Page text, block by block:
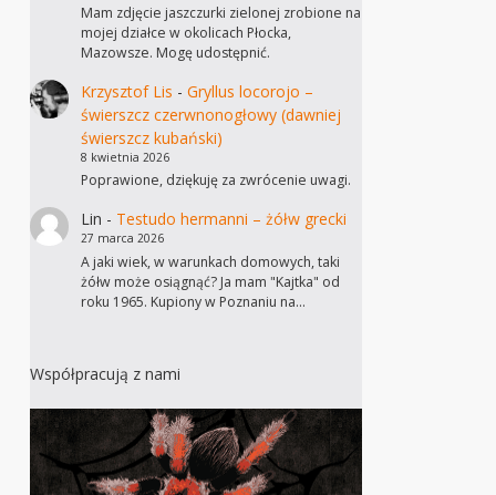
Mam zdjęcie jaszczurki zielonej zrobione na
mojej działce w okolicach Płocka,
Mazowsze. Mogę udostępnić.
Krzysztof Lis - Gryllus locorojo –
świerszcz czerwnonogłowy (dawniej
świerszcz kubański)
8 kwietnia 2026
Poprawione, dziękuję za zwrócenie uwagi.
Lin - Testudo hermanni – żółw grecki
27 marca 2026
A jaki wiek, w warunkach domowych, taki
żółw może osiągnąć? Ja mam "Kajtka" od
roku 1965. Kupiony w Poznaniu na…
Współpracują z nami